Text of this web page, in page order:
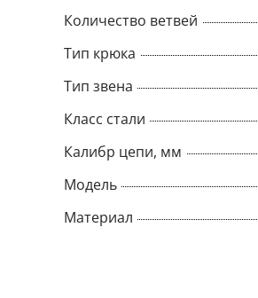
Количество ветвей
Тип крюка
Тип звена
Класс стали
Калибр цепи, мм
Модель
Материал